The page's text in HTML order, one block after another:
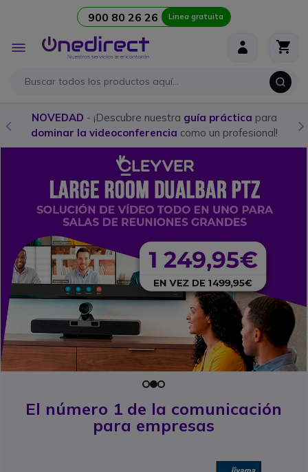
900 80 26 26 Linea gratuita
Toggle
Nav
NOVEDAD - ¡Descubre nuestra guía práctica para
dominar la videoconferencia como un profesional!
El número 1 de la comunicación
para empresas